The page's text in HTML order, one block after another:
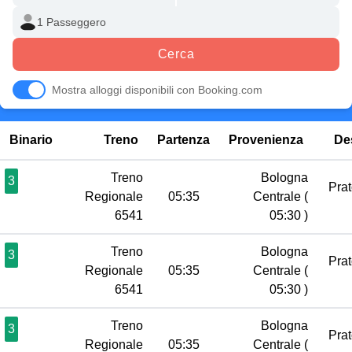
Cerca
Mostra alloggi disponibili con Booking.com
Binario Treno Partenza Provenienza
3
Treno
Regionale
6541
05:35
Bologna
Centrale (
05:30 )
3
Treno
Regionale
6541
05:35
Bologna
Centrale (
05:30 )
3
Treno
Regionale
05:35
Bologna
Centrale (